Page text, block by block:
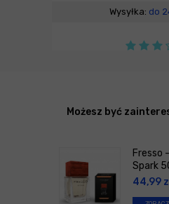
Wysyłka: do
Możesz być
Fresso
Spark
44,99